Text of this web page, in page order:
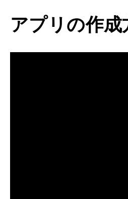
アプリの作成